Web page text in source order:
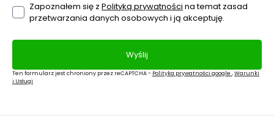
Zapoznałem się z Polityką prywatności na temat zasad
przetwarzania danych osobowych i ją akceptuję.
Wyślij
Ten formularz jest chroniony przez reCAPTCHA - Polityka prywatności google ,Warunki
i Usługi